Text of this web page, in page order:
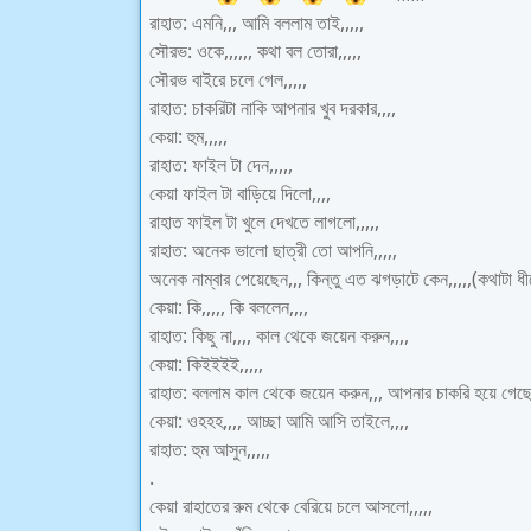
রাহাত: এমনি,,, আমি বললাম তাই,,,,,
সৌরভ: ওকে,,,,,, কথা বল তোরা,,,,,
সৌরভ বাইরে চলে গেল,,,,,
রাহাত: চাকরিটা নাকি আপনার খুব দরকার,,,,
কেয়া: হুম,,,,,
রাহাত: ফাইল টা দেন,,,,,
কেয়া ফাইল টা বাড়িয়ে দিলো,,,,
রাহাত ফাইল টা খুলে দেখতে লাগলো,,,,,
রাহাত: অনেক ভালো ছাত্রী তো আপনি,,,,,
অনেক নাম্বার পেয়েছেন,,, কিন্তু এত ঝগড়াটে কেন,,,,,(কথাটা
কেয়া: কি,,,,, কি বললেন,,,,
রাহাত: কিছু না,,,, কাল থেকে জয়েন করুন,,,,
কেয়া: কিইইইই,,,,,
রাহাত: বললাম কাল থেকে জয়েন করুন,,, আপনার চাকরি হয়ে
কেয়া: ওহহহ,,,, আচ্ছা আমি আসি তাইলে,,,,
রাহাত: হুম আসুন,,,,,
.
কেয়া রাহাতের রুম থেকে বেরিয়ে চলে আসলো,,,,,